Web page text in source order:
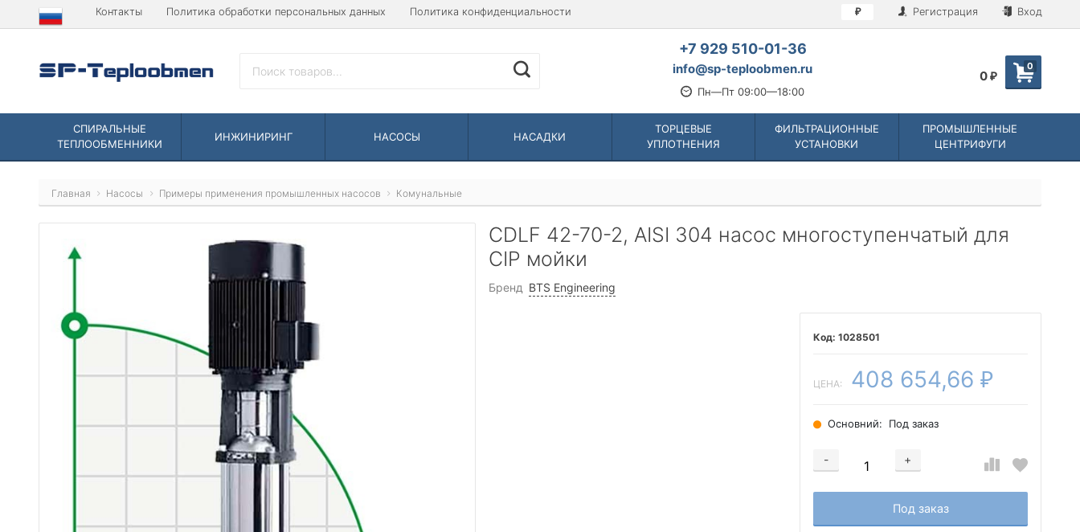
Контакты Политика обработки персональных данных Политика конфиденциальности ₽ Регистрация Вход
+7 929 510-01-36
info@sp-teploobmen.ru
Пн—Пт 09:00—18:00
0
0 ₽
СПИРАЛЬНЫЕ
ТЕПЛООБМЕННИКИ
ИНЖИНИРИНГ НАСОСЫ НАСАДКИ
ТОРЦЕВЫЕ
УПЛОТНЕНИЯ
ФИЛЬТРАЦИОННЫЕ
УСТАНОВКИ
ПРОМЫШЛЕННЫЕ
ЦЕНТРИФУГИ
Главная Насосы Примеры применения промышленных насосов Комунальные
CDLF 42-70-2, AISI 304 насос многоступенчатый для
CIP мойки
Бренд BTS Engineering
1028501
ЦЕНА: 408 654,66 ₽
Основний: Под заказ
-
+
Добавляется...
Под заказ
Добавлен